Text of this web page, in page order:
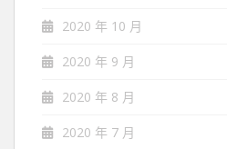
2020 年 10 月
2020 年 9 月
2020 年 8 月
2020 年 7 月